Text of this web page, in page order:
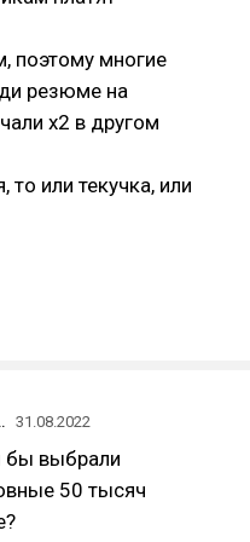
поэтому многие
резюме на
x2 в другом
то или текучка, или
компанию изнутри
31.08.2022
бы выбрали
50 тысяч